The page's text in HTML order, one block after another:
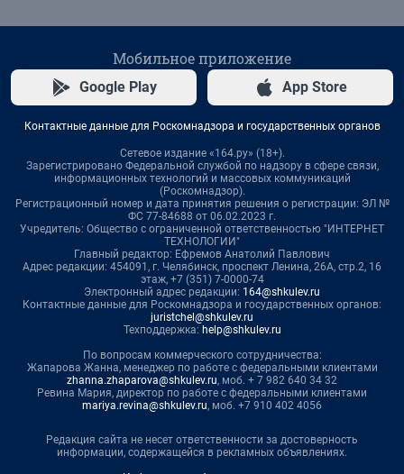
Мобильное приложение
Google Play App Store
Контактные данные для Роскомнадзора и государственных органов
Сетевое издание «164.ру» (18+).
Зарегистрировано Федеральной службой по надзору в сфере связи,
информационных технологий и массовых коммуникаций
(Роскомнадзор).
Регистрационный номер и дата принятия решения о регистрации: ЭЛ №
ФС 77-84688 от 06.02.2023 г.
Учредитель: Общество с ограниченной ответственностью "ИНТЕРНЕТ
ТЕХНОЛОГИИ"
Главный редактор: Ефремов Анатолий Павлович
Адрес редакции: 454091, г. Челябинск, проспект Ленина, 26А, стр.2, 16
этаж, +7 (351) 7-0000-74
Электронный адрес редакции: 164@shkulev.ru
Контактные данные для Роскомнадзора и государственных органов:
juristchel@shkulev.ru
Техподдержка: help@shkulev.ru
По вопросам коммерческого сотрудничества:
Жапарова Жанна, менеджер по работе с федеральными клиентами
zhanna.zhaparova@shkulev.ru, моб. + 7 982 640 34 32
Ревина Мария, директор по работе с федеральными клиентами
mariya.revina@shkulev.ru, моб. +7 910 402 4056
Редакция сайта не несет ответственности за достоверность
информации, содержащейся в рекламных объявлениях.